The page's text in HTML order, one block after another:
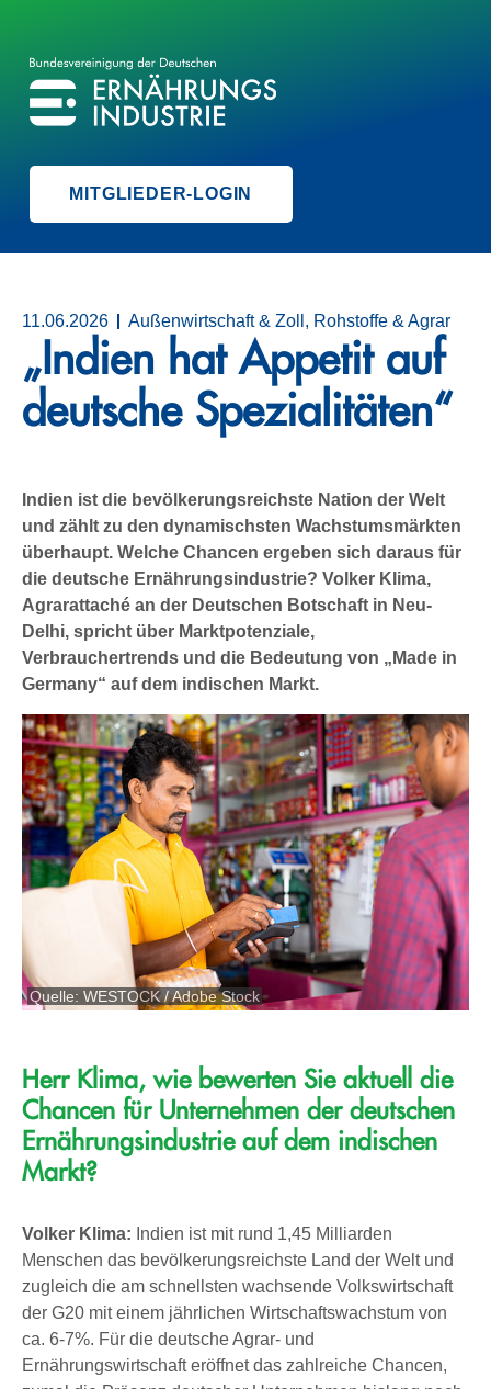
BVE
BUNDESVEREINIGUNG DER ERNÄHRUNGSINDUSTRIE
MITGLIEDER-LOGIN
11.06.2026 Außenwirtschaft & Zoll, Rohstoffe & Agrar
„Indien hat Appetit auf
deutsche Spezialitäten“
Indien ist die bevölkerungsreichste Nation der Welt
und zählt zu den dynamischsten Wachstumsmärkten
überhaupt. Welche Chancen ergeben sich daraus für
die deutsche Ernährungsindustrie? Volker Klima,
Agrarattaché an der Deutschen Botschaft in Neu-
Delhi, spricht über Marktpotenziale,
Verbrauchertrends und die Bedeutung von „Made in
Germany“ auf dem indischen Markt.
Quelle: WESTOCK / Adobe Stock
Herr Klima, wie bewerten Sie aktuell die
Chancen für Unternehmen der deutschen
Ernährungsindustrie auf dem indischen
Markt?
Volker Klima: Indien ist mit rund 1,45 Milliarden
Menschen das bevölkerungsreichste Land der Welt und
zugleich die am schnellsten wachsende Volkswirtschaft
der G20 mit einem jährlichen Wirtschaftswachstum von
ca. 6-7%. Für die deutsche Agrar- und
Ernährungswirtschaft eröffnet das zahlreiche Chancen,